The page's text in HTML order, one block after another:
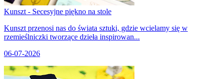
Kunszt - Secesyjne piękno na stole
Kunszt przenosi nas do świata sztuki, gdzie wcielamy się w
rzemieślniczki tworzące dzieła inspirowan...
06-07-2026